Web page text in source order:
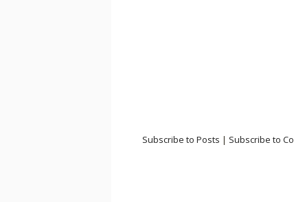
Subscribe to Posts | Subscribe to